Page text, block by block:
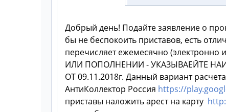
Добрый день! Подайте заявление о
бы не беспокоить приставов, есть
перечисляет ежемесячно
ИЛИ ПОПОЛНЕНИИ - УКАЗЫВАЕЙТЕ
ОТ 09.11.2018г. Данный вариант
АнтиКоллектор Россия https://
приставы наложить арест на карту